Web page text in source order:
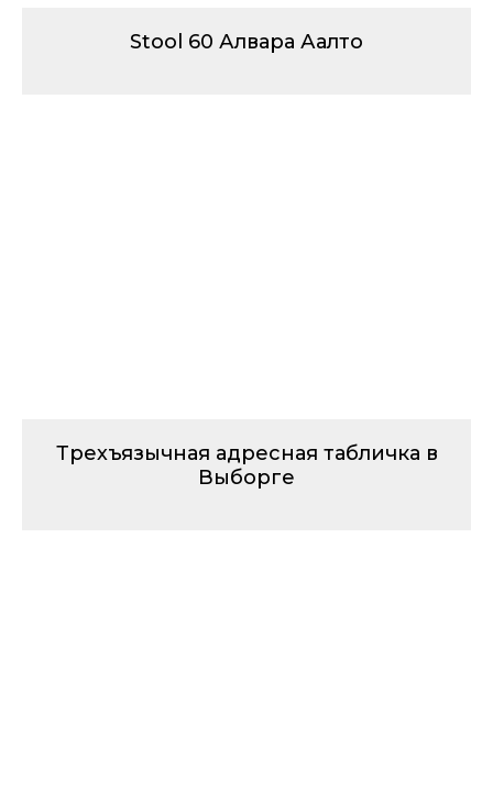
Stool 60 Алвара Аалто
Трехъязычная адресная табличка в
Выборге